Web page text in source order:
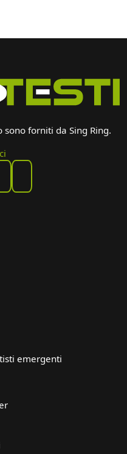
forniti da Sing Ring.
emergenti